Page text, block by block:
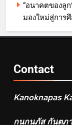
“อนาคตของลูก
มองใหม่สู่การ
Contact
Kanoknapas
กนกนภัส กันตภ